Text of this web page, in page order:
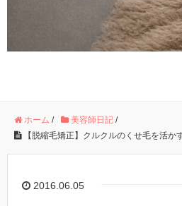
ホーム / 美容師日記 /
【脱縮毛矯正】クルクルのくせ毛を活か
2016.06.05